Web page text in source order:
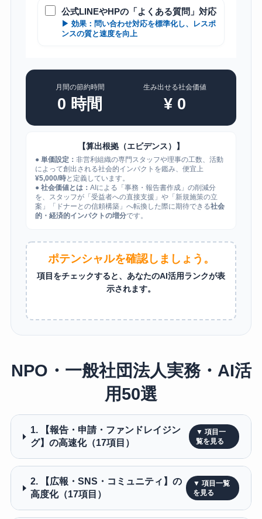
公式LINEやHPの「よくある質問」対応
▶ 効果：問い合わせ対応を標準化し、レスポ
ンスの質と速度を向上
月間の節約時間
0 時間
生み出せる社会価値
¥ 0
【算出根拠（エビデンス）】
● 単価設定： 非営利組織の専門スタッフや理事の工数、活動
によって創出される社会的インパクトを鑑み、便宜上
¥5,000/時と定義しています。
● 社会価値とは： AIによる「事務・報告書作成」の削減分
を、スタッフが「受益者への直接支援」や「新規施策の立
案」「ドナーとの信頼構築」へ転換した際に期待できる社会
的・経済的インパクトの増分です。
ポテンシャルを確認しましょう。
項目をチェックすると、あなたのAI活用ランクが表
示されます。
NPO・一般社団法人実務・AI活
用50選
1. 【報告・申請・ファンドレイジン
グ】の高速化（17項目）
2. 【広報・SNS・コミュニティ】の
高度化（17項目）